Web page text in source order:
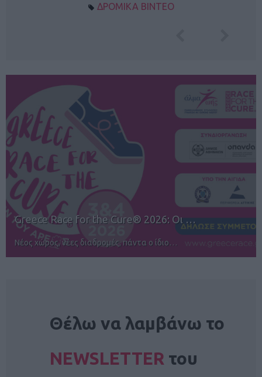
ΔΡΟΜΙΚΑ ΒΙΝΤΕΟ
12ος TUI Rhodes Marathon: Άνοιγμα ε…
Αγώνες για όλους στην Ρόδο
Θέλω να λαμβάνω το
NEWSLETTER του